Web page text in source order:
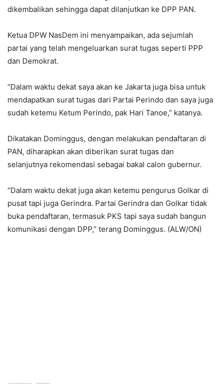
dikembalikan sehingga dapat dilanjutkan ke DPP PAN.
Ketua DPW NasDem ini menyampaikan, ada sejumlah
partai yang telah mengeluarkan surat tugas seperti PPP
dan Demokrat.
“Dalam waktu dekat saya akan ke Jakarta juga bisa untuk
mendapatkan surat tugas dari Partai Perindo dan saya juga
sudah ketemu Ketum Perindo, pak Hari Tanoe,” katanya.
Dikatakan Dominggus, dengan melakukan pendaftaran di
PAN, diharapkan akan diberikan surat tugas dan
selanjutnya rekomendasi sebagai bakal calon gubernur.
“Dalam waktu dekat juga akan ketemu pengurus Golkar di
pusat tapi juga Gerindra. Partai Gerindra dan Golkar tidak
buka pendaftaran, termasuk PKS tapi saya sudah bangun
komunikasi dengan DPP,” terang Dominggus. (ALW/ON)